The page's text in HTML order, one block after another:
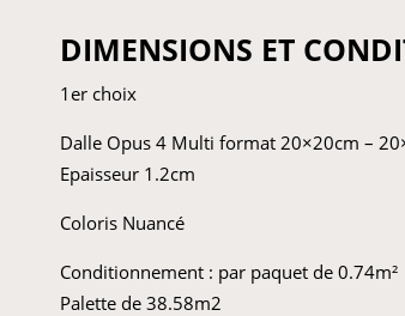
DIMENSIONS ET
1er choix
Dalle Opus 4 Multi format 20×20cm –
Epaisseur 1.2cm
Coloris Nuancé
Conditionnement : par paquet de 0.74m²
Palette de 38.58m2